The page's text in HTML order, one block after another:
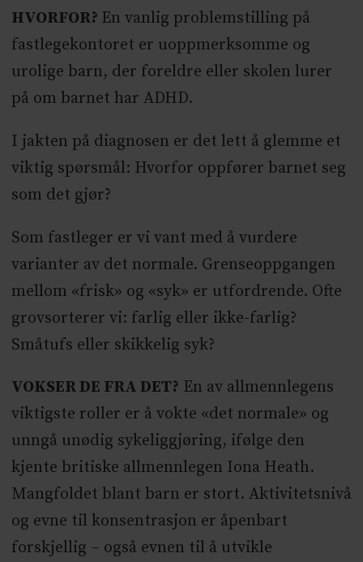
HVORFOR? En vanlig problemstilling på
fastlegekontoret er uoppmerksomme og
urolige barn, der foreldre eller skolen lurer
på om barnet har ADHD.
I jakten på diagnosen er det lett å glemme et
viktig spørsmål: Hvorfor oppfører barnet seg
som det gjør?
Som fastleger er vi vant med å vurdere
varianter av det normale. Grenseoppgangen
mellom «frisk» og «syk» er utfordrende. Ofte
grovsorterer vi: farlig eller ikke-farlig?
Småtufs eller skikkelig syk?
VOKSER DE FRA DET? En av allmennlegens
viktigste roller er å vokte «det normale» og
unngå unødig sykeliggjøring, ifølge den
kjente britiske allmennlegen Iona Heath.
Mangfoldet blant barn er stort. Aktivitetsnivå
og evne til konsentrasjon er åpenbart
forskjellig – også evnen til å utvikle